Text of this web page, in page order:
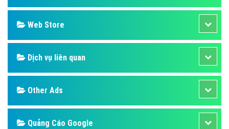
Web Store
Dịch vụ liên quan
Other Ads
Quảng Cáo Google